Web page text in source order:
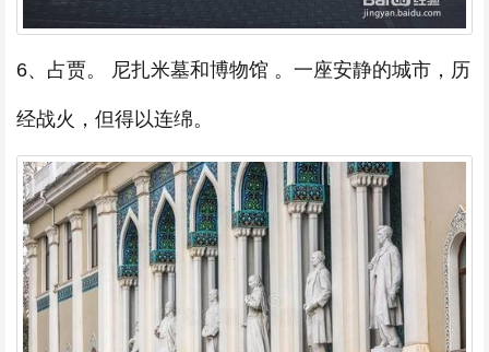
6、占贾。 尼扎米墓和博物馆 。一座安静的城市，历
经战火，但得以连绵。